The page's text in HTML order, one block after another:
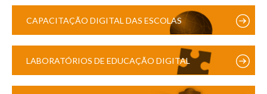
CAPACITAÇÃO DIGITAL DAS ESCOLAS
LABORATÓRIOS DE EDUCAÇÃO DIGITAL